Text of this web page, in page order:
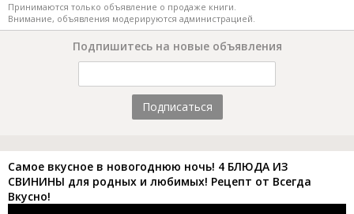
Принимаются только объявление о продаже книги.
Внимание, объявления модерируются администрацией.
Подпишитесь на новые объявления
Подписаться
Самое вкусное в новогоднюю ночь! 4 БЛЮДА ИЗ
СВИНИНЫ для родных и любимых! Рецепт от Всегда
Вкусно!